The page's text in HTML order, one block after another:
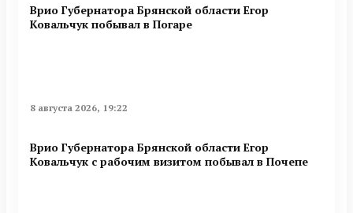
Врио Губернатора Брянской области Егор
Ковальчук побывал в Погаре
8 августа 2026, 19:22
Врио Губернатора Брянской области Егор
Ковальчук с рабочим визитом побывал в Почепе